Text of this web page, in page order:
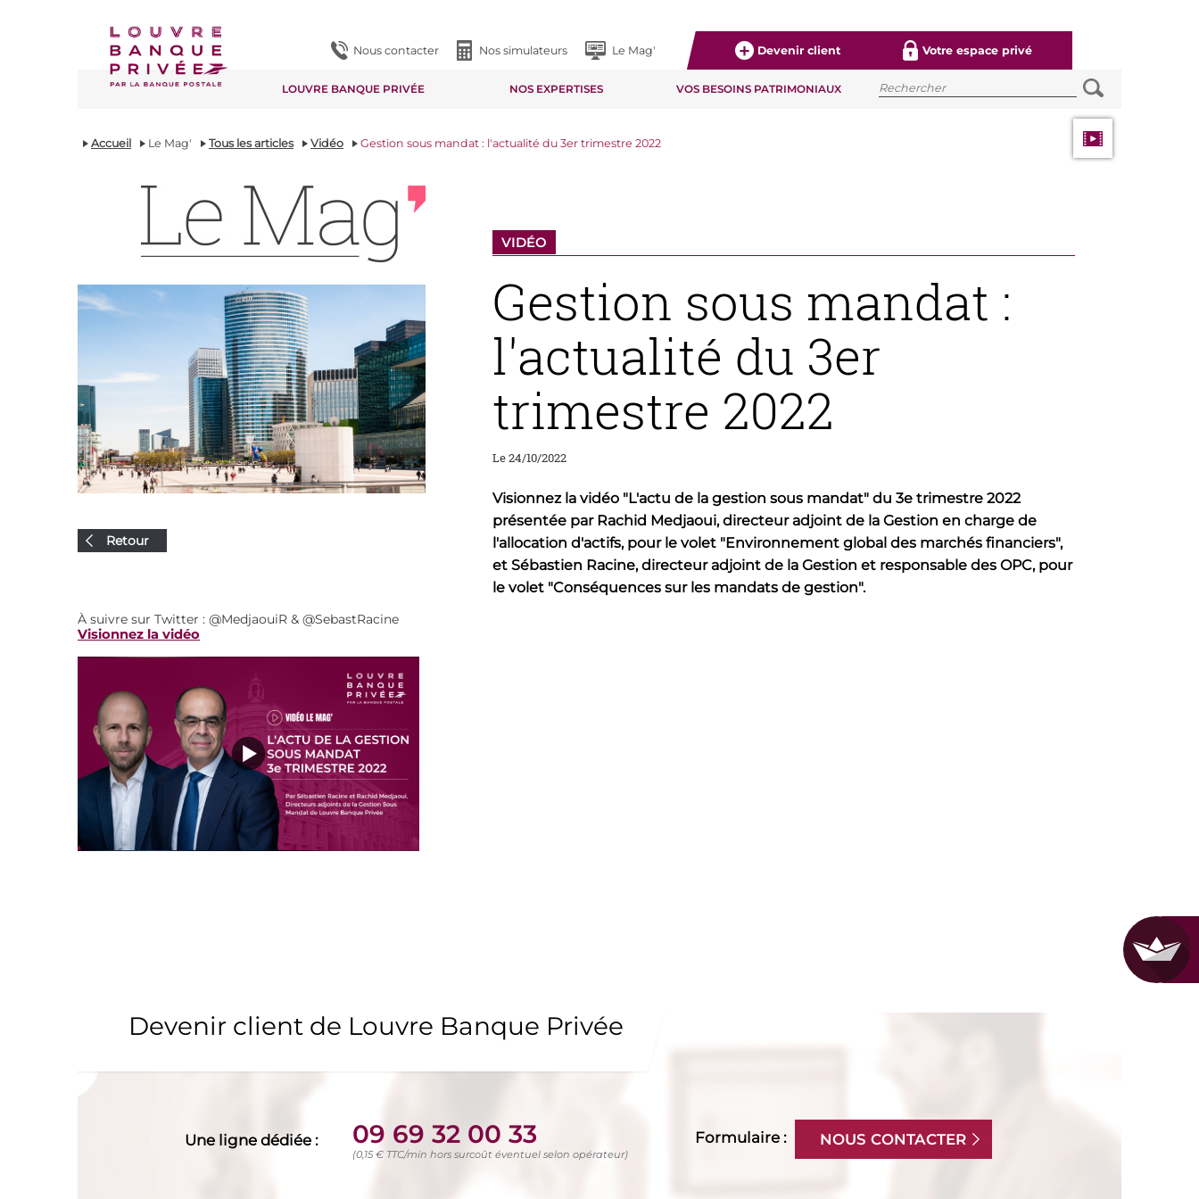
Nous contacter Nos simulateurs Le Mag' Devenir client Votre espace privé
LOUVRE BANQUE PRIVÉE NOS EXPERTISES VOS BESOINS PATRIMONIAUX
Accueil Le Mag' Tous les articles Vidéo Gestion sous mandat : l'actualité du 3er trimestre 2022
Retour
VIDÉO
Gestion sous mandat :
l'actualité du 3er
trimestre 2022
Le 24/10/2022
Visionnez la vidéo "L'actu de la gestion sous mandat" du 3e trimestre 2022
présentée par Rachid Medjaoui, directeur adjoint de la Gestion en charge de
l'allocation d'actifs, pour le volet "Environnement global des marchés financiers",
et Sébastien Racine, directeur adjoint de la Gestion et responsable des OPC, pour
le volet "Conséquences sur les mandats de gestion".
À suivre sur Twitter : @MedjaouiR & @SebastRacine
Visionnez la vidéo
Devenir client de Louvre Banque Privée
Une ligne dédiée : 09 69 32 00 33
(0,15 € TTC/min hors surcoût éventuel selon opérateur)
Formulaire : NOUS CONTACTER